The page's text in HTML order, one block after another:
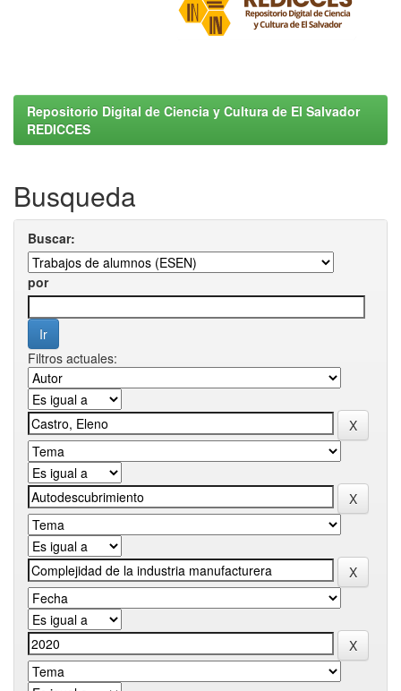
Repositorio Digital de Ciencia y Cultura de El Salvador
REDICCES
Busqueda
Buscar:
por
Filtros actuales: